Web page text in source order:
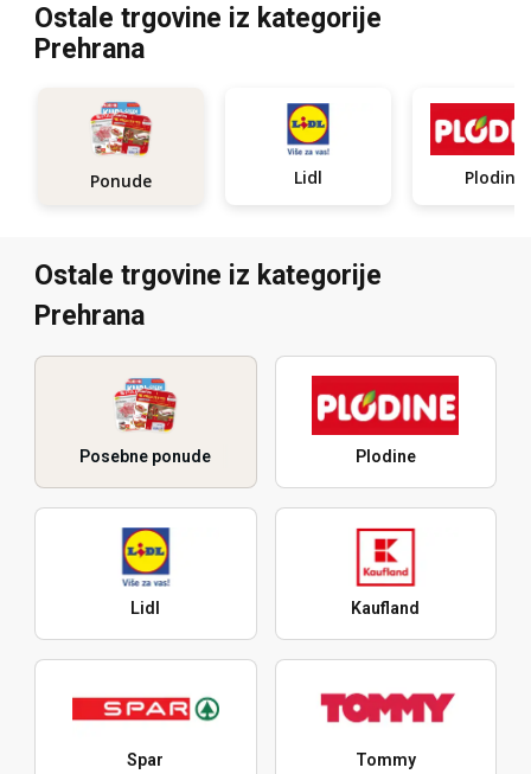
Ostale trgovine iz kategorije
Prehrana
Ponude Lidl Plodine
Ostale trgovine iz kategorije
Prehrana
Posebne ponude Plodine
Lidl Kaufland
Spar Tommy